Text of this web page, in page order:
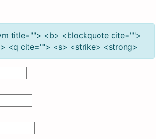
title=""> <b> <blockquote cite="">
<q cite=""> <s> <strike> <strong>